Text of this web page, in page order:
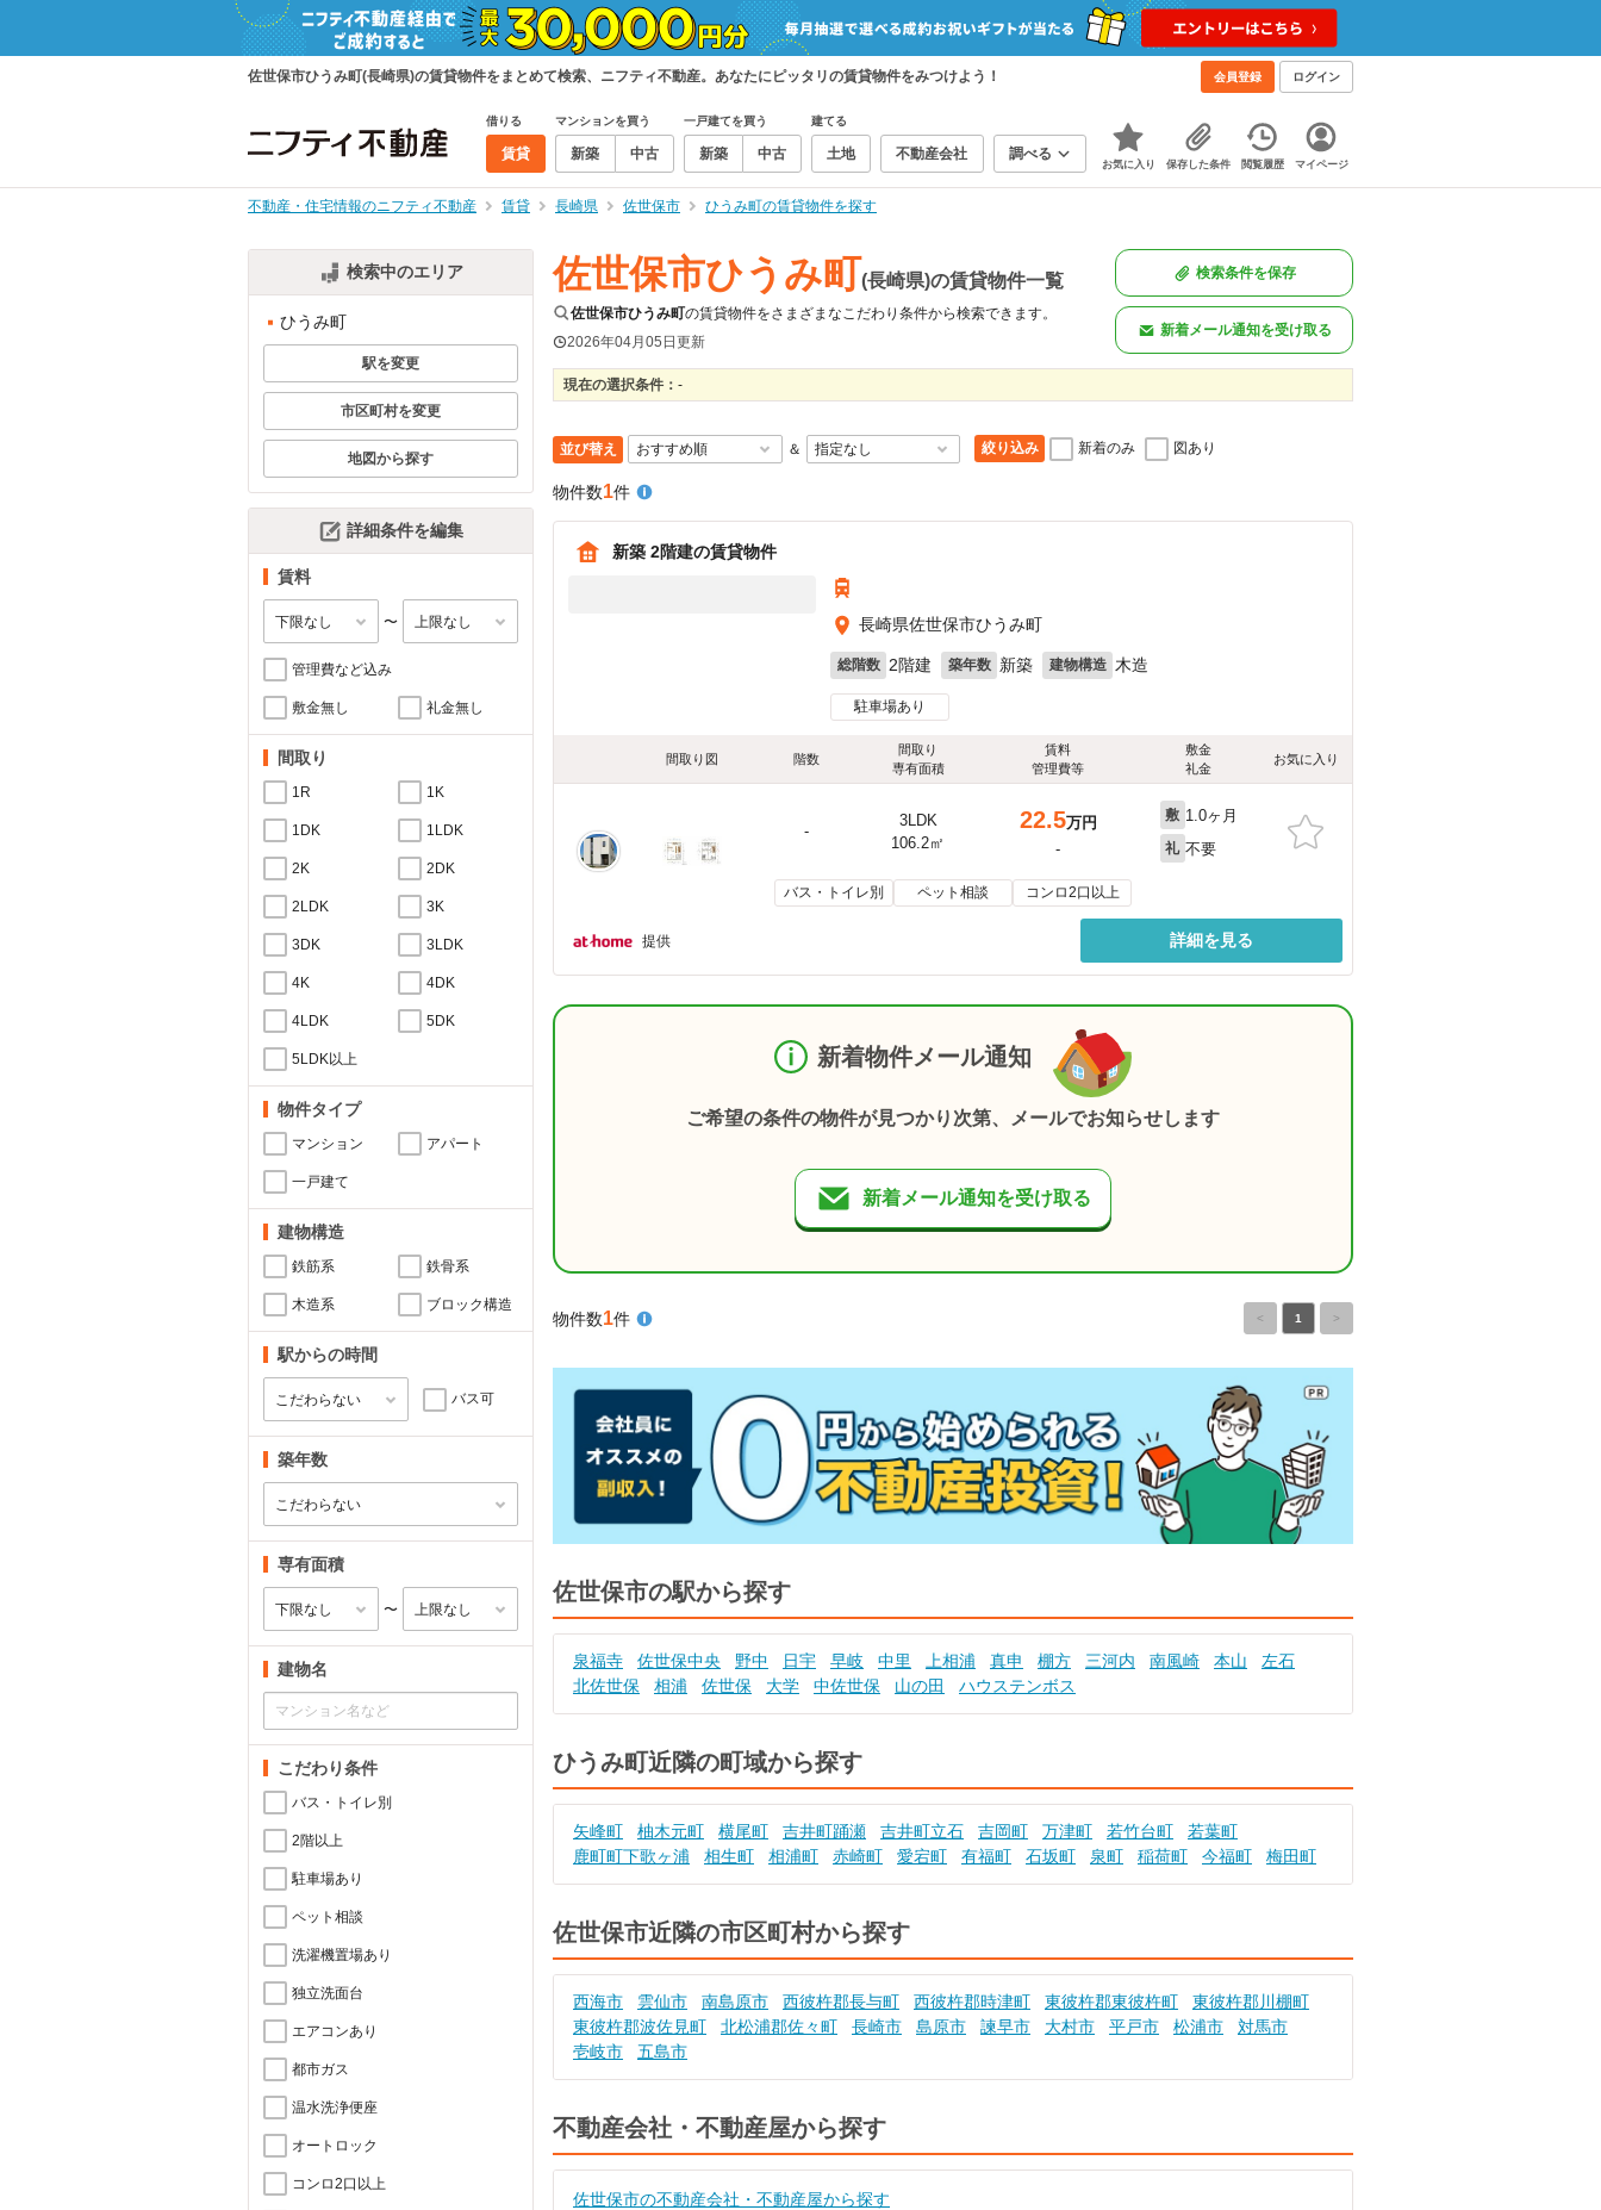
佐世保市ひうみ町(長崎県)の賃貸物件をまとめて検索、ニフティ不動産。あなたにピッタリの賃貸物件をみつけよう！ 会員登録 ログイン
借りる
賃貸
マンションを買う
新築 中古
一戸建てを買う
新築 中古
建てる
土地 不動産会社 調べる
お気に入り 保存した条件 閲覧履歴 マイページ
不動産・住宅情報のニフティ不動産 賃貸 長崎県 佐世保市 ひうみ町の賃貸物件を探す
検索中のエリア
ひうみ町
駅を変更
市区町村を変更
地図から探す
詳細条件を編集
賃料
〜
管理費など込み
敷金無し 礼金無し
間取り
1R 1K
1DK 1LDK
2K 2DK
2LDK 3K
3DK 3LDK
4K 4DK
4LDK 5DK
5LDK以上
物件タイプ
マンション アパート
一戸建て
建物構造
鉄筋系 鉄骨系
木造系 ブロック構造
駅からの時間
バス可
築年数
専有面積
〜
建物名
こだわり条件
バス・トイレ別
2階以上
駐車場あり
ペット相談
洗濯機置場あり
独立洗面台
エアコンあり
都市ガス
温水洗浄便座
オートロック
コンロ2口以上
佐世保市ひうみ町(長崎県)の賃貸物件一覧
佐世保市ひうみ町の賃貸物件をさまざまなこだわり条件から検索できます。
2026年04月05日更新
検索条件を保存
新着メール通知を受け取る
現在の選択条件： -
並び替え ＆ 絞り込み 新着のみ 図あり
物件数1件
新築 2階建の賃貸物件
長崎県佐世保市ひうみ町
総階数 2階建 築年数 新築 建物構造 木造
駐車場あり
間取り図 階数
間取り
専有面積
賃料
管理費等
敷金
礼金
お気に入り
-
3LDK
106.2㎡
22.5万円
-
敷 1.0ヶ月
礼 不要
バス・トイレ別 ペット相談 コンロ2口以上
提供 詳細を見る
新着物件メール通知
ご希望の条件の物件が見つかり次第、メールでお知らせします
新着メール通知を受け取る
物件数1件 < 1 >
佐世保市の駅から探す
泉福寺 佐世保中央 野中 日宇 早岐 中里 上相浦 真申 棚方 三河内 南風崎 本山
左石
北佐世保
相浦 佐世保 大学 中佐世保 山の田 ハウステンボス
ひうみ町近隣の町域から探す
矢峰町 柚木元町 横尾町 吉井町踊瀬 吉井町立石 吉岡町 万津町 若竹台町
若葉町
鹿町町下歌ヶ浦
相生町 相浦町 赤崎町 愛宕町 有福町 石坂町 泉町 稲荷町 今福町 梅田町
佐世保市近隣の市区町村から探す
西海市 雲仙市 南島原市 西彼杵郡長与町 西彼杵郡時津町 東彼杵郡東彼杵町
東彼杵郡川棚町
東彼杵郡波佐見町
北松浦郡佐々町 長崎市 島原市 諫早市 大村市 平戸市 松浦市
対馬市
壱岐市
五島市
不動産会社・不動産屋から探す
佐世保市の不動産会社・不動産屋から探す